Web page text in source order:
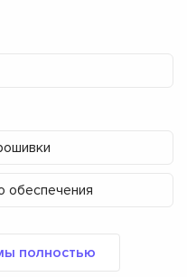
обеспечения